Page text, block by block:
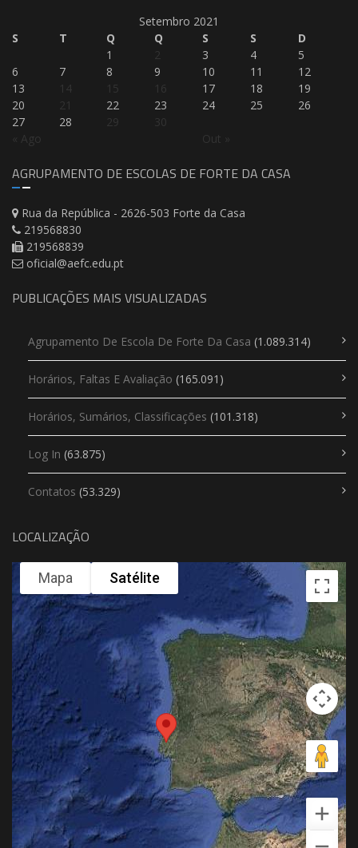
Setembro 2021
S
T Q Q S S D
« Ago Out »
1 2 3 4
5
6
7 8 9 10 11
12
13
14 15 16 17 18
19
20
21 22 23 24 25
26
27
28 29 30
AGRUPAMENTO DE ESCOLAS DE FORTE DA CASA
Rua da República - 2626-503 Forte da Casa
219568830
219568839
oficial@aefc.edu.pt
PUBLICAÇÕES MAIS VISUALIZADAS
Agrupamento De Escola De Forte Da Casa (1.089.314)
Horários, Faltas E Avaliação (165.091)
Horários, Sumários, Classificações (101.318)
Log In (63.875)
Contatos (53.329)
LOCALIZAÇÃO
Mapa Satélite